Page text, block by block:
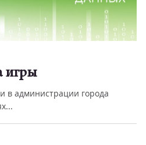
трагедии
обсудили